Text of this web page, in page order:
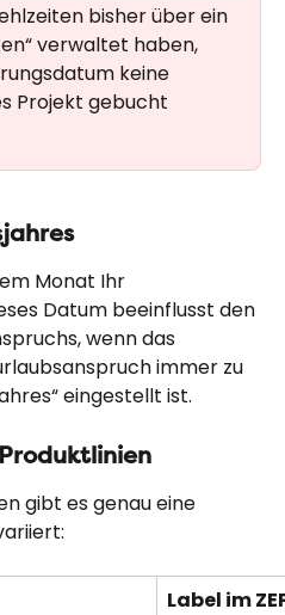
bisher über ein
verwaltet haben,
keine
Projekt gebucht
Monat Ihr
Datum beeinflusst den
wenn das
immer zu
eingestellt ist.
gibt es genau eine
Label im